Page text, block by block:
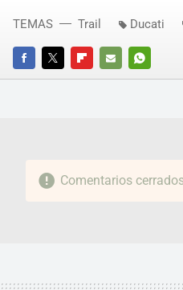
FACEBOOKTWITTERFLIPBOARD
E-
WHATSAPP
TEMAS Trail Ducati
Comentarios